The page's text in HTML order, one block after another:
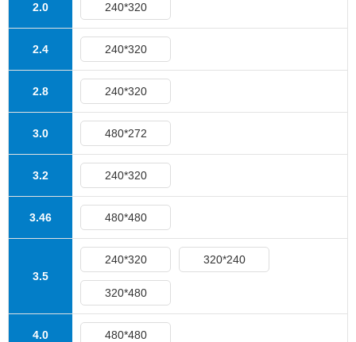
2.0 240*320
2.4 240*320
2.8 240*320
3.0 480*272
3.2 240*320
3.46 480*480
3.5
240*320 320*240
320*480
4.0 480*480